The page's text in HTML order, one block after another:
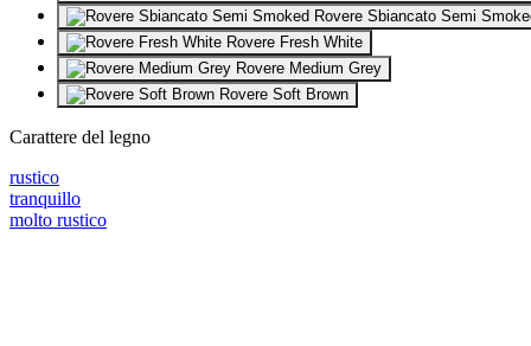
Rovere Sbiancato Semi
Rovere Fresh White
Rovere Medium Grey
Rovere Soft Brown
Carattere del legno
rustico
tranquillo
molto rustico